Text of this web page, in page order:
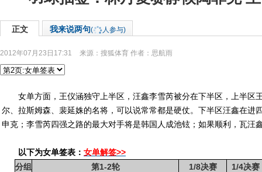
正文 我来说两句( 人参与)
2012年07月23日17:31 来源： 搜狐体育 作者：思航雨
女单方面，王仪涵独守上半区，汪鑫李雪芮被分在下半区，上半区
尔、拉斯姆森、裴延姝的名将，可以说常常都是硬仗。下半区汪鑫在进
申克；李雪芮四强之路的最大对手将是韩国人成池铉；如果顺利，瓦汪
以下为女单签表： 女单解签>>
分组
第1-2轮 1/8决赛 1/4决赛